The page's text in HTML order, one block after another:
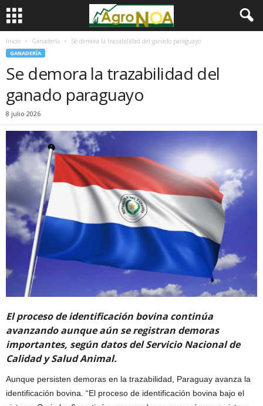
Inicio Ganadería Se demora la trazabilidad del ganado paraguayo
GANADERÍA
Se demora la trazabilidad del
ganado paraguayo
8 julio 2026
El proceso de identificación bovina continúa
avanzando aunque aún se registran demoras
importantes, según datos del Servicio Nacional de
Calidad y Salud Animal.
Aunque persisten demoras en la trazabilidad, Paraguay avanza la
identificación bovina. “El proceso de identificación bovina bajo el